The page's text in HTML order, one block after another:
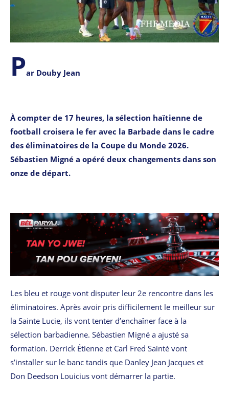
Par Douby Jean
À compter de 17 heures, la sélection haïtienne de
football croisera le fer avec la Barbade dans le cadre
des éliminatoires de la Coupe du Monde 2026.
Sébastien Migné a opéré deux changements dans son
onze de départ.
Les bleu et rouge vont disputer leur 2e rencontre dans les
éliminatoires. Après avoir pris difficilement le meilleur sur
la Sainte Lucie, ils vont tenter d’enchaîner face à la
sélection barbadienne. Sébastien Migné a ajusté sa
formation. Derrick Étienne et Carl Fred Sainté vont
s’installer sur le banc tandis que Danley Jean Jacques et
Don Deedson Louicius vont démarrer la partie.